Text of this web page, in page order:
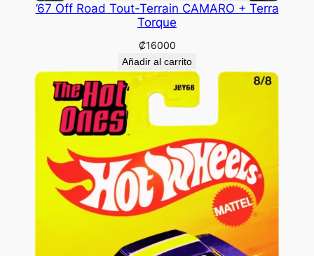
’67 Off Road Tout-Terrain CAMARO + Terra
Torque
₡16000
Añadir al carrito